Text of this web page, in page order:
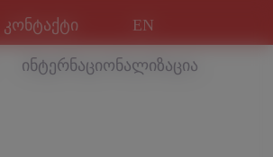
კონტაქტი EN
ინტერნაციონალიზაცია